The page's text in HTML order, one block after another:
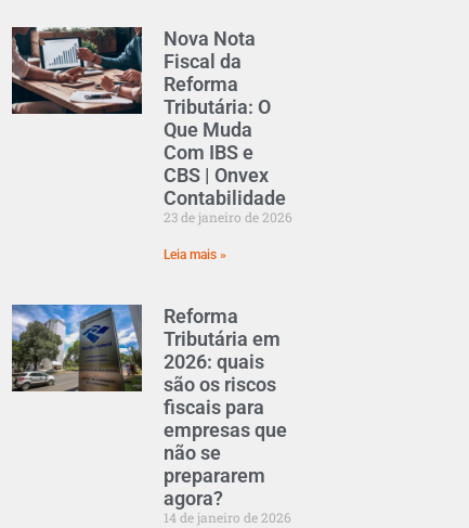
Nova Nota
Fiscal da
Reforma
Tributária: O
Que Muda
Com IBS e
CBS | Onvex
Contabilidade
23 de janeiro de 2026
Leia mais »
Reforma
Tributária em
2026: quais
são os riscos
fiscais para
empresas que
não se
prepararem
agora?
14 de janeiro de 2026